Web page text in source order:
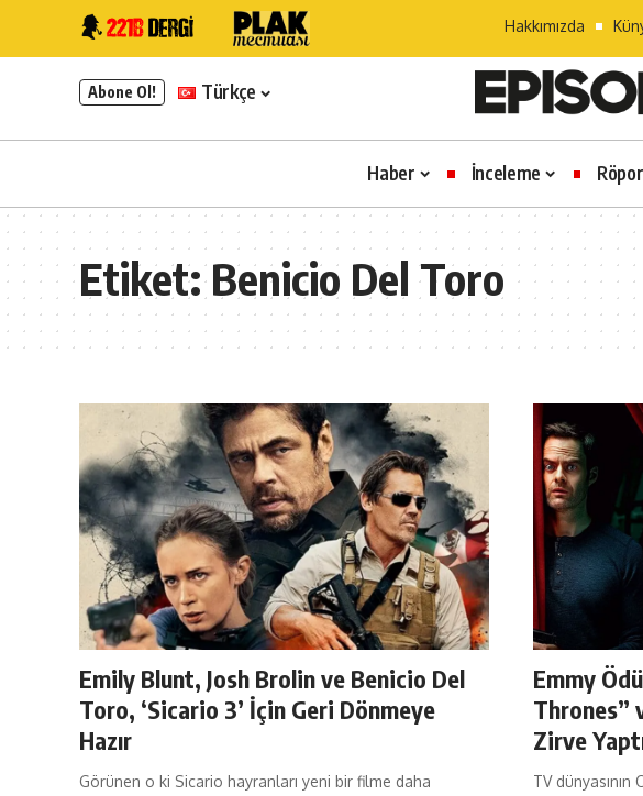
Hakkımızda
Abone Ol! Türkçe
Haber İnceleme
Etiket:Benicio Del Toro
Emily Blunt, Josh Brolin ve Benicio Del
Toro, ‘Sicario 3’ İçin Geri Dönmeye
Hazır
Görünen o ki Sicario hayranları yeni bir filme daha
Emmy
Thrones”
Zirve
TV